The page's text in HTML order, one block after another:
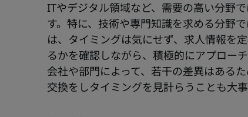
ITやデジタル領域など、需要の高い分野
す。特に、技術や専門知識を求める分野
は、タイミングは気にせず、求人情報を
るかを確認しながら、積極的にアプロー
会社や部門によって、若干の差異はある
交換をしタイミングを見計らうことも大事